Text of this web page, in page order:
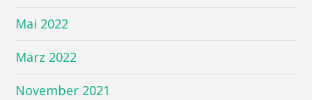
Mai 2022
März 2022
November 2021